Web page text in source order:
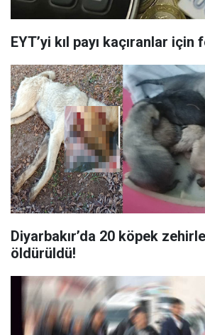
EYT’yi kıl payı kaçıranlar için
Diyarbakır’da 20 köpek
öldürüldü!